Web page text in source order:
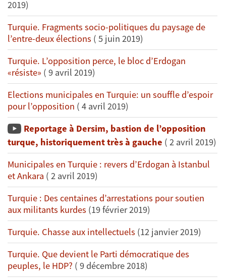
2019)
Turquie. Fragments socio-politiques du paysage de
l’entre-deux élections ( 5 juin 2019)
Turquie. L’opposition perce, le bloc d’Erdogan
«résiste» ( 9 avril 2019)
Elections municipales en Turquie: un souffle d’espoir
pour l’opposition ( 4 avril 2019)
Reportage à Dersim, bastion de l’opposition
turque, historiquement très à gauche ( 2 avril 2019)
Municipales en Turquie : revers d’Erdogan à Istanbul
et Ankara ( 2 avril 2019)
Turquie : Des centaines d’arrestations pour soutien
aux militants kurdes (19 février 2019)
Turquie. Chasse aux intellectuels (12 janvier 2019)
Turquie. Que devient le Parti démocratique des
peuples, le HDP? ( 9 décembre 2018)